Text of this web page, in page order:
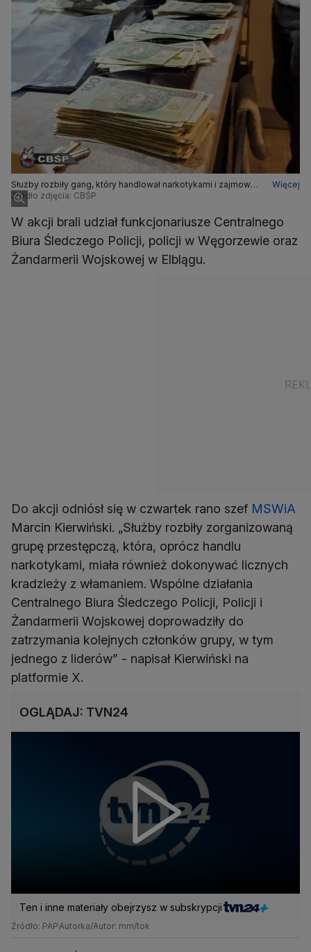
Służby rozbiły gang, który handlował narkotykami i zajmował
się włamaniami
Więcej
Źródło zdjęcia: CBŚP
W akcji brali udział funkcjonariusze Centralnego
Biura Śledczego Policji, policji w Węgorzewie oraz
Żandarmerii Wojskowej w Elblągu.
Do akcji odniósł się w czwartek rano szef MSWiA
Marcin Kierwiński. „Służby rozbiły zorganizowaną
grupę przestępczą, która, oprócz handlu
narkotykami, miała również dokonywać licznych
kradzieży z włamaniem. Wspólne działania
Centralnego Biura Śledczego Policji, Policji i
Żandarmerii Wojskowej doprowadziły do
zatrzymania kolejnych członków grupy, w tym
jednego z liderów” - napisał Kierwiński na
platformie X.
OGLĄDAJ: TVN24
Ten i inne materiały obejrzysz w subskrypcji
Źródło: PAP Autorka/Autor: mm/tok